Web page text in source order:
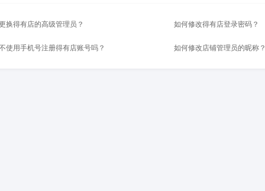
换得有店的高级管理员？ 如何修改得有店登录密码？
使用手机号注册得有店账号吗？ 如何修改店铺管理员的昵称？